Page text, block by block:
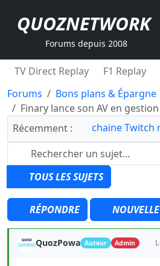
QUOZNETWORK
Forums depuis 2008
TV Direct Replay F1 Replay
Forums
Bons plans & Épargne
Finary lance son AV en
Récemment :
chaine Twitch
TOUS LES SUJETS
RÉPONDRE
QuozPowa Auteur Admin